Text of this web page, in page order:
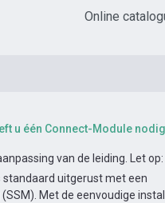
Online
u één Connect-Module
van de leiding. Let
standaard uitgerust met een
Met de eenvoudige